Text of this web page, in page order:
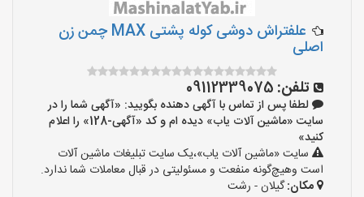
علفتراش دوشی کوله پشتی MAX چمن زن
اصلی
تلفن: 09112339075
لطفا پس از تماس با آگهی دهنده بگویید: «آگهی شما را در
سایت «ماشین آلات یاب» دیده ام و کد «آگهی-128» را اعلام
کنید»
سایت «ماشین آلات یاب»،یک سایت تبلیغات ماشین آلات
است وهیچ‌گونه منفعت و مسئولیتی در قبال معاملات شما ندارد.
مکان:گیلان - رشت